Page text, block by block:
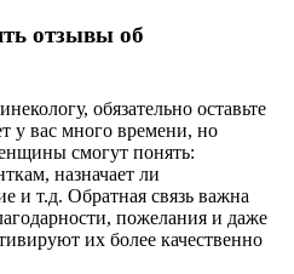
отзывы об
обязательно оставьте
у вас много времени, но
смогут понять:
назначает ли
и т.д. Обратная связь важна
пожелания и даже
их более качественно